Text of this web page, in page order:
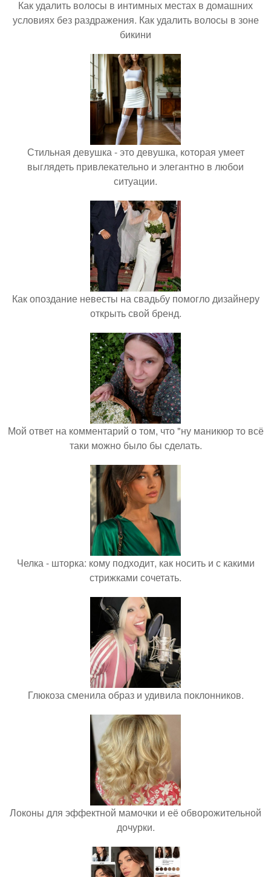
Как удалить волосы в интимных местах в домашних
условиях без раздражения. Как удалить волосы в зоне
бикини
Стильная девушка - это девушка, которая умеет
выглядеть привлекательно и элегантно в любои
ситуации.
Как опоздание невесты на свадьбу помогло дизайнеру
открыть свой бренд.
Мой ответ на комментарий о том, что "ну маникюр то всё
таки можно было бы сделать.
Челка - шторка: кому подходит, как носить и с какими
стрижками сочетать.
Глюкоза сменила образ и удивила поклонников.
Локоны для эффектной мамочки и её обворожительной
дочурки.